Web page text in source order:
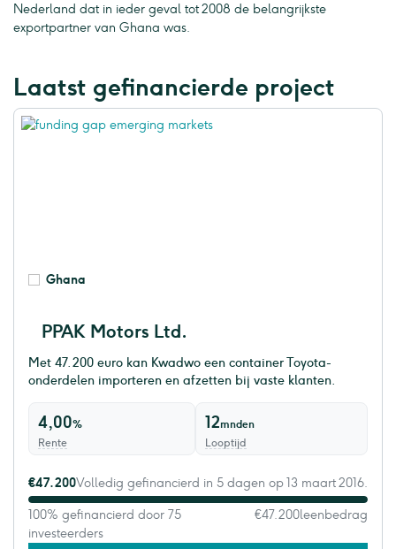
Nederland dat in ieder geval tot 2008 de belangrijkste
exportpartner van Ghana was.
Laatst gefinancierde project
Ghana
PPAK Motors Ltd.
Met 47.200 euro kan Kwadwo een container Toyota-
onderdelen importeren en afzetten bij vaste klanten.
4,00%
Rente
12mnden
Looptijd
€47.200Volledig gefinancierd in 5 dagen op 13 maart 2016.
100% gefinancierd door 75
investeerders
€47.200leenbedrag